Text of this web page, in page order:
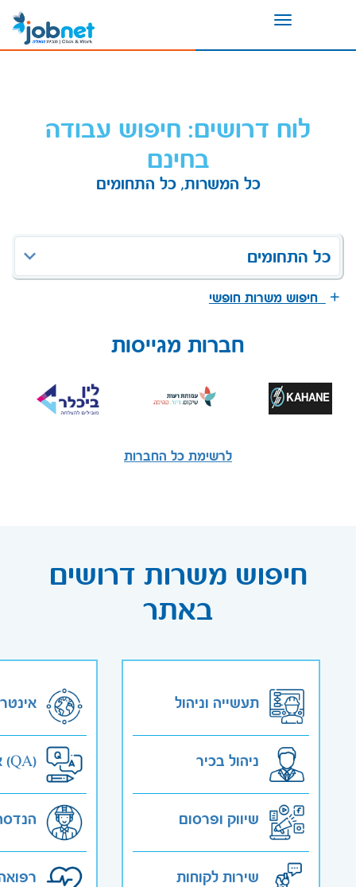
Toggle
לוח דרושים: חיפוש עבודה
בחינם
כל המשרות, כל התחומים
כל התחומים
חיפוש משרות חופשי
חברות מגייסות
לרשימת כל החברות
חיפוש משרות דרושים
באתר
תעשייה וניהול
ניהול בכיר
שיווק ופרסום
שירות לקוחות
אבטחת איכות (QA)